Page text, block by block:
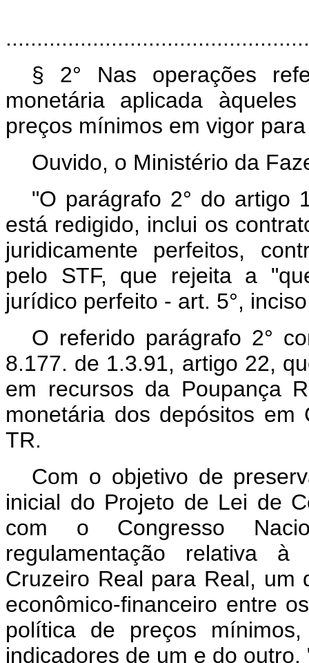
§ 2° Nas operações
monetária aplicada
preços mínimos em vigor
Ouvido, o Ministério da
"O parágrafo 2° do artigo
está redigido, inclui os
juridicamente perfeitos,
pelo STF, que rejeita a
jurídico perfeito - art. 5°,
O referido parágrafo 2°
8.177. de 1.3.91, artigo 22,
em recursos da Poupança
monetária dos depósitos
TR.
Com o objetivo de
inicial do Projeto de Lei de
com o Congresso
regulamentação relativa
Cruzeiro Real para Real, um
econômico-financeiro entre
política de preços
indicadores de um e do outro.